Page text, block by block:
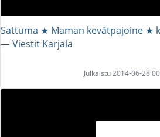
Sattuma ★ Maman kevätpajoine ★
― Viestit Karjala
Julkaistu 2014-06-28